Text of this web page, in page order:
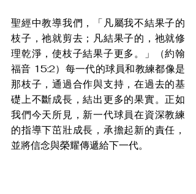
聖經中教導我們，「凡屬我不結果子的
枝子，祂就剪去；凡結果子的，祂就修
理乾淨，使枝子結果子更多。」（約翰
福音 15:2）每一代的球員和教練都像是
那枝子，通過合作與支持，在過去的基
礎上不斷成長，結出更多的果實。正如
我們今天所見，新一代球員在資深教練
的指導下茁壯成長，承擔起新的責任，
並將信念與榮耀傳遞給下一代。